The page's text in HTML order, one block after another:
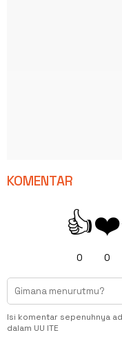
KOMENTAR
👍
0
❤️
0
Isi komentar sepenuhnya
dalam UU ITE